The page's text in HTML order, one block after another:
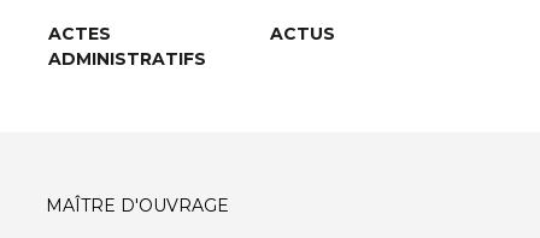
ACTES
ADMINISTRATIFS
ACTUS
MAÎTRE D'OUVRAGE